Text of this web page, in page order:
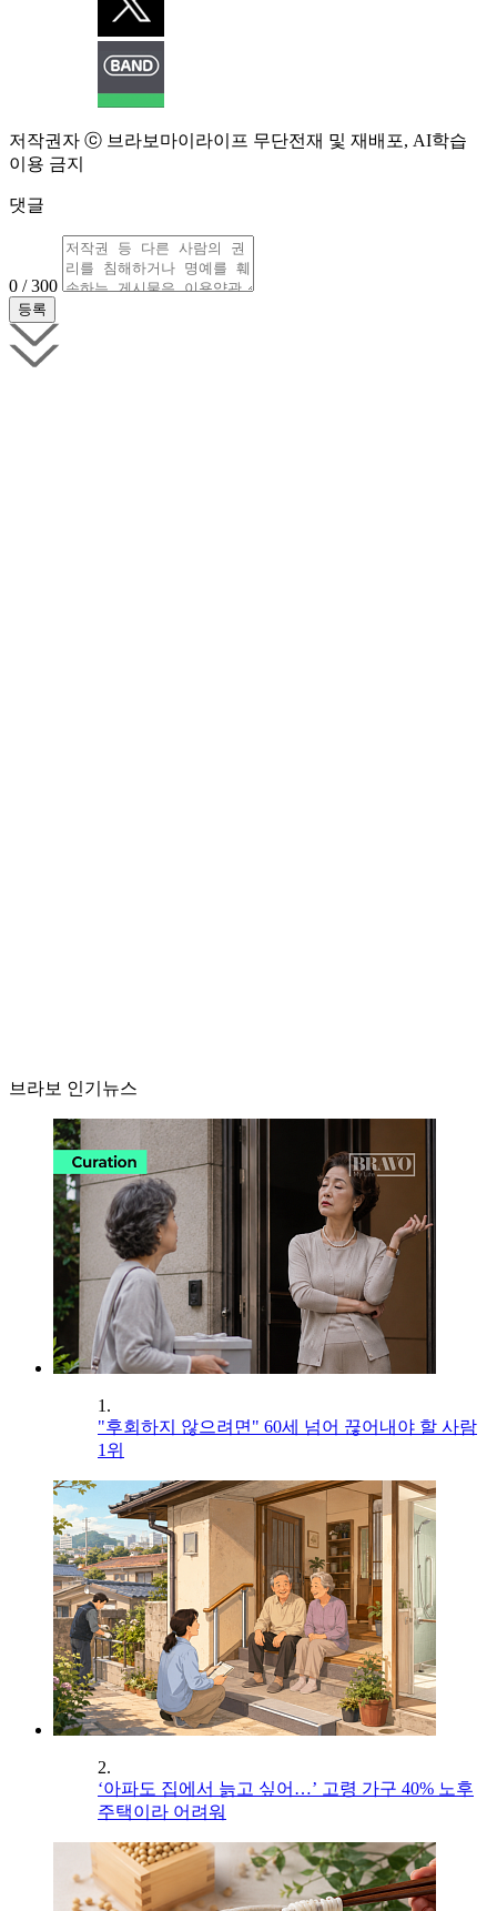
저작권자 ⓒ 브라보마이라이프 무단전재 및 재배포, AI학습
이용 금지
댓글
0 / 300
브라보 인기뉴스
1.
"후회하지 않으려면" 60세 넘어 끊어내야 할 사람
1위
2.
‘아파도 집에서 늙고 싶어…’ 고령 가구 40% 노후
주택이라 어려워